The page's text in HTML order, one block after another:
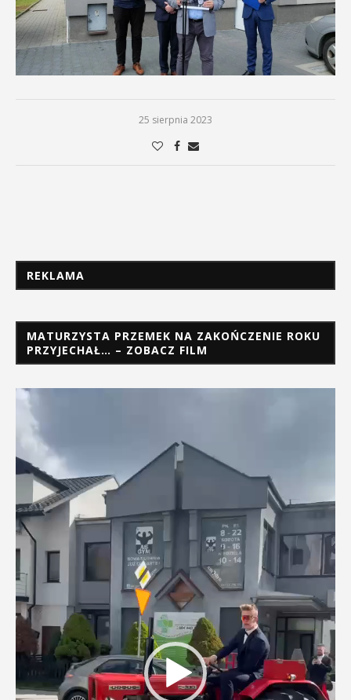
25 sierpnia 2023
REKLAMA
MATURZYSTA PRZEMEK NA ZAKOŃCZENIE ROKU
PRZYJECHAŁ… – ZOBACZ FILM
Odtwarzacz